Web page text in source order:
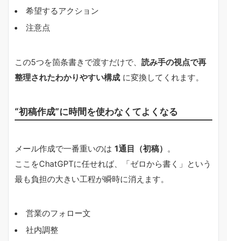
希望するアクション
注意点
この5つを箇条書きで渡すだけで、 読み手の視点で再
整理されたわかりやすい構成 に変換してくれます。
“初稿作成”に時間を使わなくてよくなる
メール作成で一番重いのは 1通目（初稿） 。
ここをChatGPTに任せれば、「ゼロから書く」という
最も負担の大きい工程が瞬時に消えます。
営業のフォロー文
社内調整